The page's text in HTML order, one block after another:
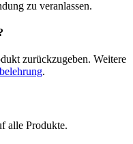
zu veranlassen.
zurückzugeben. Weitere
.
alle Produkte.